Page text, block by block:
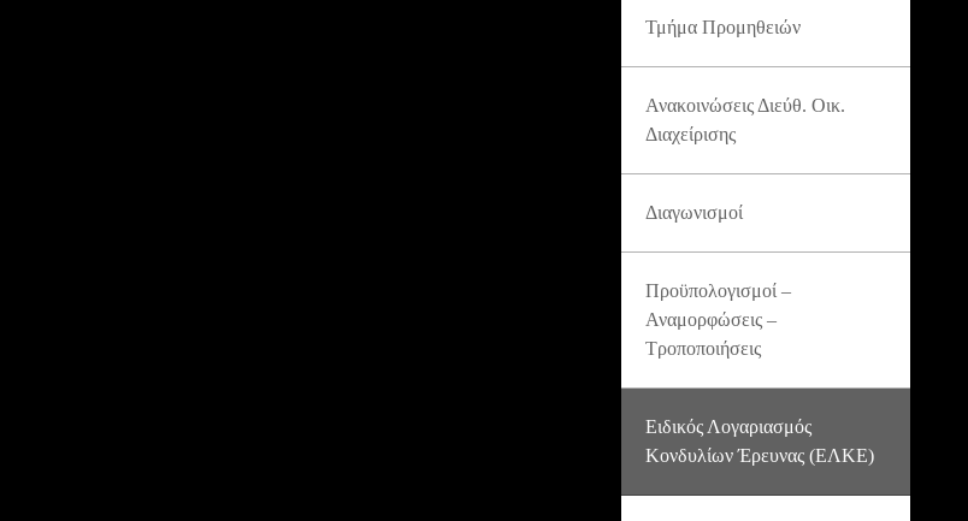
Τμήμα Προμηθειών
Ανακοινώσεις Διεύθ. Οικ.
Διαχείρισης
Διαγωνισμοί
Προϋπολογισμοί –
Αναμορφώσεις –
Τροποποιήσεις
Ειδικός Λογαριασμός
Κονδυλίων Έρευνας (ΕΛΚΕ)